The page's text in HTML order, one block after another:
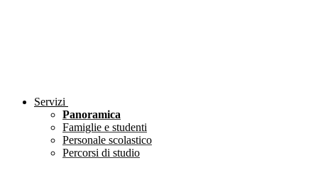
Servizi
Panoramica
Famiglie e studenti
Personale scolastico
Percorsi di studio